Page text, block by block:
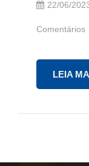
22/06/
Comentários
LEIA